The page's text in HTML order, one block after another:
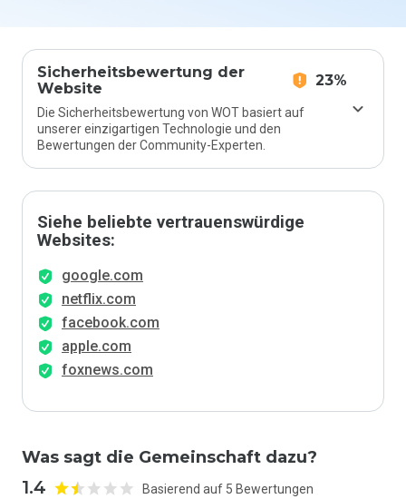
Sicherheitsbewertung der
Website
23%
Die Sicherheitsbewertung von WOT basiert auf
unserer einzigartigen Technologie und den
Bewertungen der Community-Experten.
Siehe beliebte vertrauenswürdige
Websites:
google.com
netflix.com
facebook.com
apple.com
foxnews.com
Was sagt die Gemeinschaft dazu?
1.4 Basierend auf 5 Bewertungen